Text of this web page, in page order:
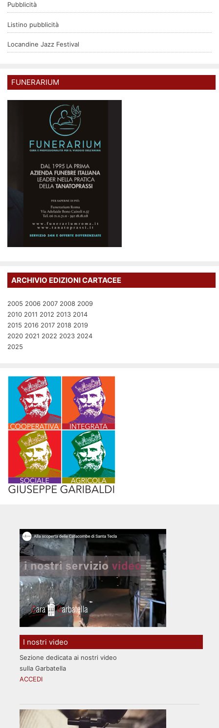
Pubblicità
Listino pubblicità
Locandine Jazz Festival
FUNERARIUM
ARCHIVIO EDIZIONI CARTACEE
2005 2006 2007 2008 2009
2010 2011 2012 2013 2014
2015 2016 2017 2018 2019
2020 2021 2022 2023 2024
2025
I nostri video
Sezione dedicata ai nostri video
sulla Garbatella
ACCEDI